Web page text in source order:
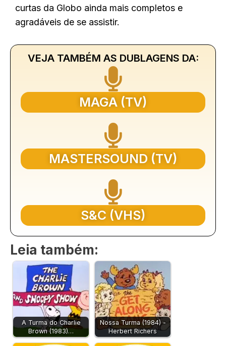
curtas da Globo ainda mais completos e
agradáveis de se assistir.
VEJA TAMBÉM AS DUBLAGENS DA:
MAGA (TV)
MASTERSOUND (TV)
S&C (VHS)
Leia também:
A Turma do Charlie
Brown (1983)…
Nossa Turma (1984) -
Herbert Richers